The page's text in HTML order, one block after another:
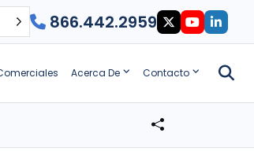
866.442.2959
Acerca De Contacto